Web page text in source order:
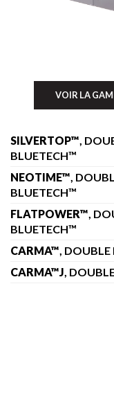
VOIR LA
SILVERTOP™,
BLUETECH™
NEOTIME™,
BLUETECH™
FLATPOWER™,
BLUETECH™
CARMA™, DOUBLE
CARMA™J,